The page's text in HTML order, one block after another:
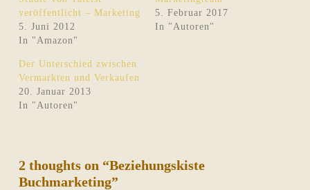
veröffentlicht – Marketing
5. Juni 2012
In "Amazon"
5. Februar 2017
In "Autoren"
Der Unterschied zwischen
Vermarkten und Verkaufen
20. Januar 2013
In "Autoren"
2 thoughts on “Beziehungskiste
Buchmarketing”